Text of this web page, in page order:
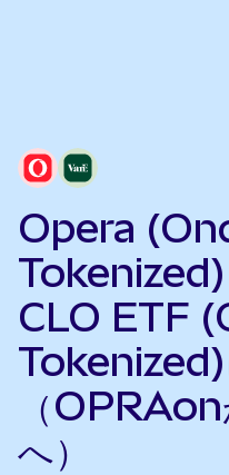
Opera
CLO ETF
Tokenized)
（
へ）